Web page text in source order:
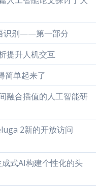
识别——第一部分
提升人机交互
简单起来了
融合插值的人工智能研
2新的开放访问
式AI构建个性化的头